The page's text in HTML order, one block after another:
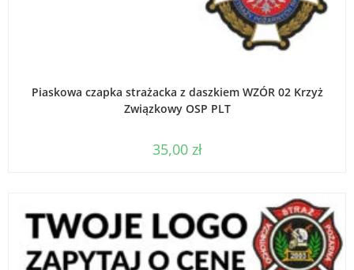
Piaskowa czapka strażacka z daszkiem WZÓR 02 Krzyż
Związkowy OSP PLT
35,00 zł